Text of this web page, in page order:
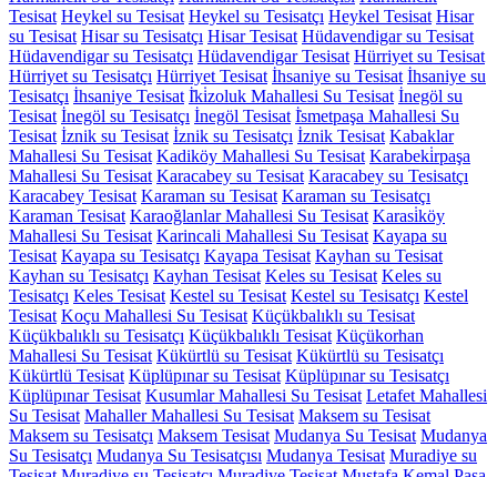
Tesisat Heykel su Tesisat Heykel su Tesisatçı Heykel Tesisat Hisar
su Tesisat Hisar su Tesisatçı Hisar Tesisat Hüdavendigar su Tesisat
Hüdavendigar su Tesisatçı Hüdavendigar Tesisat Hürriyet su Tesisat
Hürriyet su Tesisatçı Hürriyet Tesisat İhsaniye su Tesisat İhsaniye su
Tesisatçı İhsaniye Tesisat İ̇ki̇zoluk Mahallesi Su Tesisat İnegöl su
Tesisat İnegöl su Tesisatçı İnegöl Tesisat İ̇smetpaşa Mahallesi Su
Tesisat İznik su Tesisat İznik su Tesisatçı İznik Tesisat Kabaklar
Mahallesi Su Tesisat Kadiköy Mahallesi Su Tesisat Karabeki̇rpaşa
Mahallesi Su Tesisat Karacabey su Tesisat Karacabey su Tesisatçı
Karacabey Tesisat Karaman su Tesisat Karaman su Tesisatçı
Karaman Tesisat Karaoğlanlar Mahallesi Su Tesisat Karasi̇köy
Mahallesi Su Tesisat Karincali Mahallesi Su Tesisat Kayapa su
Tesisat Kayapa su Tesisatçı Kayapa Tesisat Kayhan su Tesisat
Kayhan su Tesisatçı Kayhan Tesisat Keles su Tesisat Keles su
Tesisatçı Keles Tesisat Kestel su Tesisat Kestel su Tesisatçı Kestel
Tesisat Koçu Mahallesi Su Tesisat Küçükbalıklı su Tesisat
Küçükbalıklı su Tesisatçı Küçükbalıklı Tesisat Küçükorhan
Mahallesi Su Tesisat Kükürtlü su Tesisat Kükürtlü su Tesisatçı
Kükürtlü Tesisat Küplüpınar su Tesisat Küplüpınar su Tesisatçı
Küplüpınar Tesisat Kusumlar Mahallesi Su Tesisat Letafet Mahallesi
Su Tesisat Mahaller Mahallesi Su Tesisat Maksem su Tesisat
Maksem su Tesisatçı Maksem Tesisat Mudanya Su Tesisat Mudanya
Su Tesisatçı Mudanya Su Tesisatçısı Mudanya Tesisat Muradiye su